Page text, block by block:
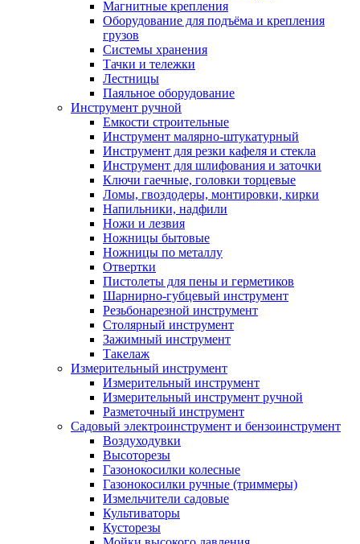
Магнитные крепления
Оборудование для подъёма и крепления
грузов
Системы хранения
Тачки и тележки
Лестницы
Паяльное оборудование
Инструмент ручной
Емкости строительные
Инструмент малярно-штукатурный
Инструмент для резки кафеля и стекла
Инструмент для шлифования и заточки
Ключи гаечные, головки торцевые
Ломы, гвоздодеры, монтировки, кирки
Напильники, надфили
Ножи и лезвия
Ножницы бытовые
Ножницы по металлу
Отвертки
Пистолеты для пены и герметиков
Шарнирно-губцевый инструмент
Резьбонарезной инструмент
Столярный инструмент
Зажимный инструмент
Такелаж
Измерительный инструмент
Измерительный инструмент
Измерительный инструмент ручной
Разметочный инструмент
Садовый электроинструмент и бензоинструмент
Воздуходувки
Высоторезы
Газонокосилки колесные
Газонокосилки ручные (триммеры)
Измельчители садовые
Культиваторы
Кусторезы